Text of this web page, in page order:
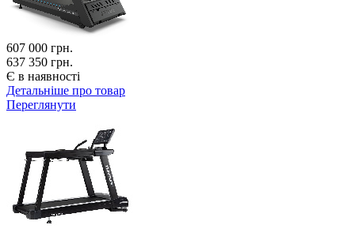
607 000 грн.
637 350 грн.
Є в наявності
Детальніше про товар
Переглянути